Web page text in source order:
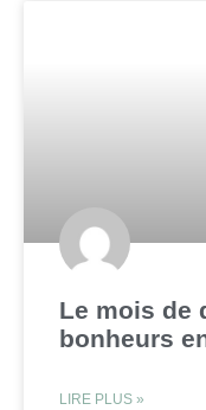
Le mois de
bonheurs
LIRE PLUS »